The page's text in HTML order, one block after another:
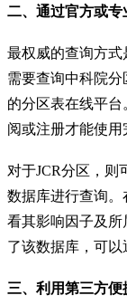
二、通过官方或
最权威的查询方
需要查询中科院
的分区表在线平
阅或注册才能使用
对于JCR分区，则
数据库进行查询。
看其影响因子及
了该数据库，可以
三、利用第三方